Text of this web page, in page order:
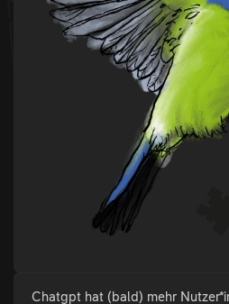
Chatgpt hat (bald) mehr